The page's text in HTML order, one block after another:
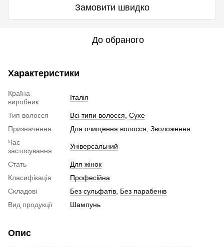
Замовити швидко
До обраного
Характеристики
Країна
виробник
Італія
Тип волосся Всі типи волосся Сухе
Призначення
Для очищення волосся Зволоження
Час
застосування
Універсальний
Стать
Для жінок
Класифікація
Професійна
Складові
Без сульфатів Без парабенів
Вид продукції
Шампунь
Опис